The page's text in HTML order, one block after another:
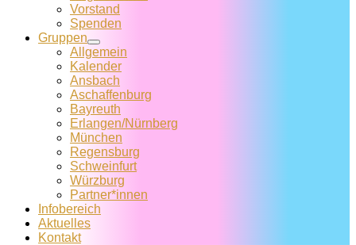
Vorstand
Spenden
Gruppen
Allgemein
Kalender
Ansbach
Aschaffenburg
Bayreuth
Erlangen/Nürnberg
München
Regensburg
Schweinfurt
Würzburg
Partner*innen
Infobereich
Aktuelles
Kontakt